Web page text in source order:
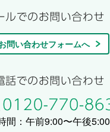
問い合わせフォームへ
間：午前9:00〜午後5:00